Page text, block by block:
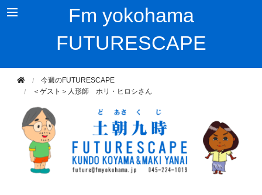
Fm yokohama
FUTURESCAPE
今週のFUTURESCAPE
＜ゲスト＞人形師 ホリ・ヒロシさん